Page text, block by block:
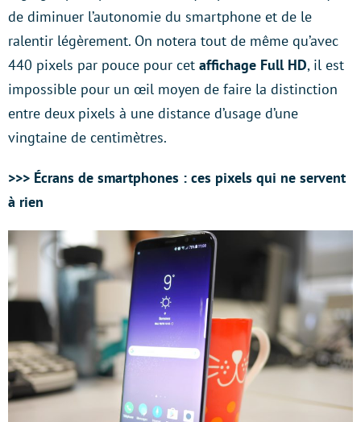
de diminuer l’autonomie du smartphone et de le
ralentir légèrement. On notera tout de même qu’avec
440 pixels par pouce pour cet affichage Full HD, il est
impossible pour un œil moyen de faire la distinction
entre deux pixels à une distance d’usage d’une
vingtaine de centimètres.
>>> Écrans de smartphones : ces pixels qui ne servent
à rien